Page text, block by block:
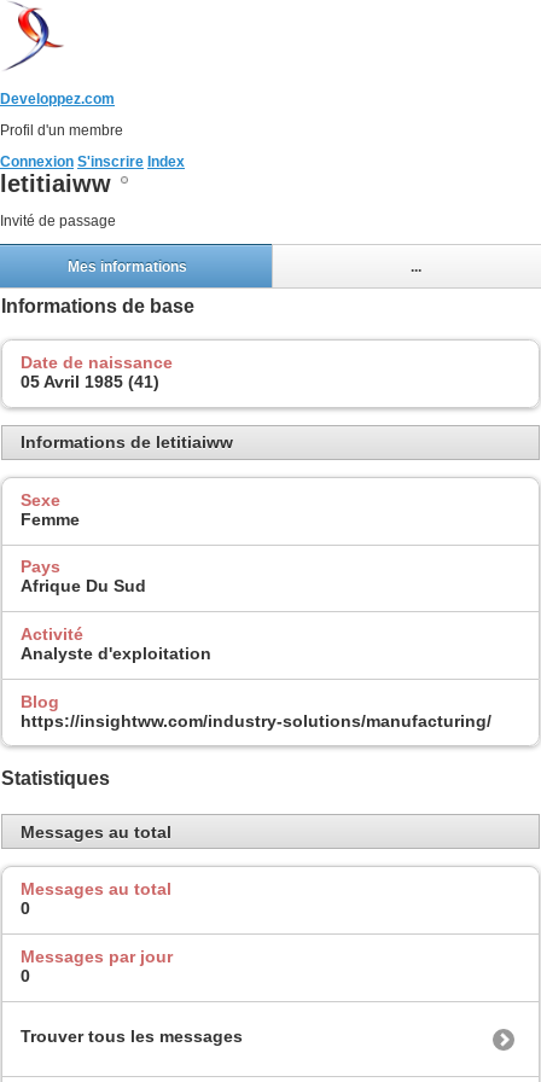
Developpez.com
Profil d'un membre
Connexion S'inscrire Index
letitiaiww
Invité de passage
Mes informations ...
Informations de base
Date de naissance
05 Avril 1985 (41)
Informations de letitiaiww
Sexe
Femme
Pays
Afrique Du Sud
Activité
Analyste d'exploitation
Blog
https://insightww.com/industry-solutions/manufacturing/
Statistiques
Messages au total
Messages au total
0
Messages par jour
0
Trouver tous les messages